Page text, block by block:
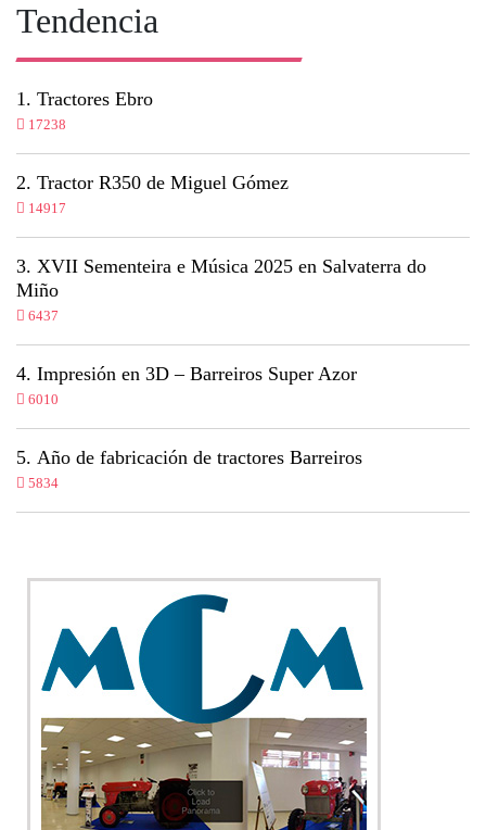
Tendencia
Tractores Ebro
17238
Tractor R350 de Miguel Gómez
14917
XVII Sementeira e Música 2025 en Salvaterra do
Miño
6437
Impresión en 3D – Barreiros Super Azor
6010
Año de fabricación de tractores Barreiros
5834